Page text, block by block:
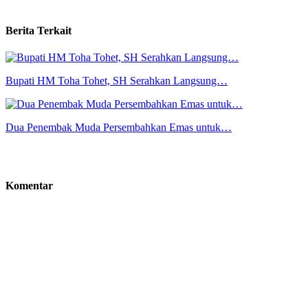
Berita Terkait
Bupati HM Toha Tohet, SH Serahkan Langsung…
Dua Penembak Muda Persembahkan Emas untuk…
Komentar